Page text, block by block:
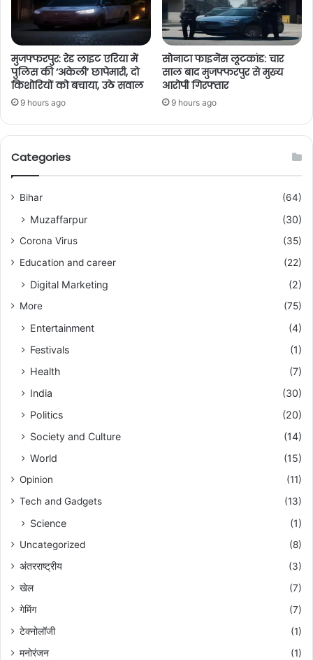
मुजफ्फरपुर: रेड लाइट एरिया में
पुलिस की ‘अकेली’ छापेमारी, दो
किशोरियों को बचाया, उठे सवाल
9 hours ago
सोनाटा फाइनेंस लूटकांड: चार
साल बाद मुजफ्फरपुर से मुख्य
आरोपी गिरफ्तार
9 hours ago
Categories
Bihar (64)
Muzaffarpur (30)
Corona Virus
(35)
Education and career
(22)
Digital Marketing (2)
More (75)
Entertainment
(4)
Festivals
(1)
Health
(7)
India
(30)
Politics
(20)
Society and Culture
(14)
World
(15)
Opinion
(11)
Tech and Gadgets
(13)
Science (1)
Uncategorized
(8)
अंतरराष्ट्रीय
(3)
खेल
(7)
गेमिंग
(7)
टेक्नोलॉजी
(1)
मनोरंजन
(1)